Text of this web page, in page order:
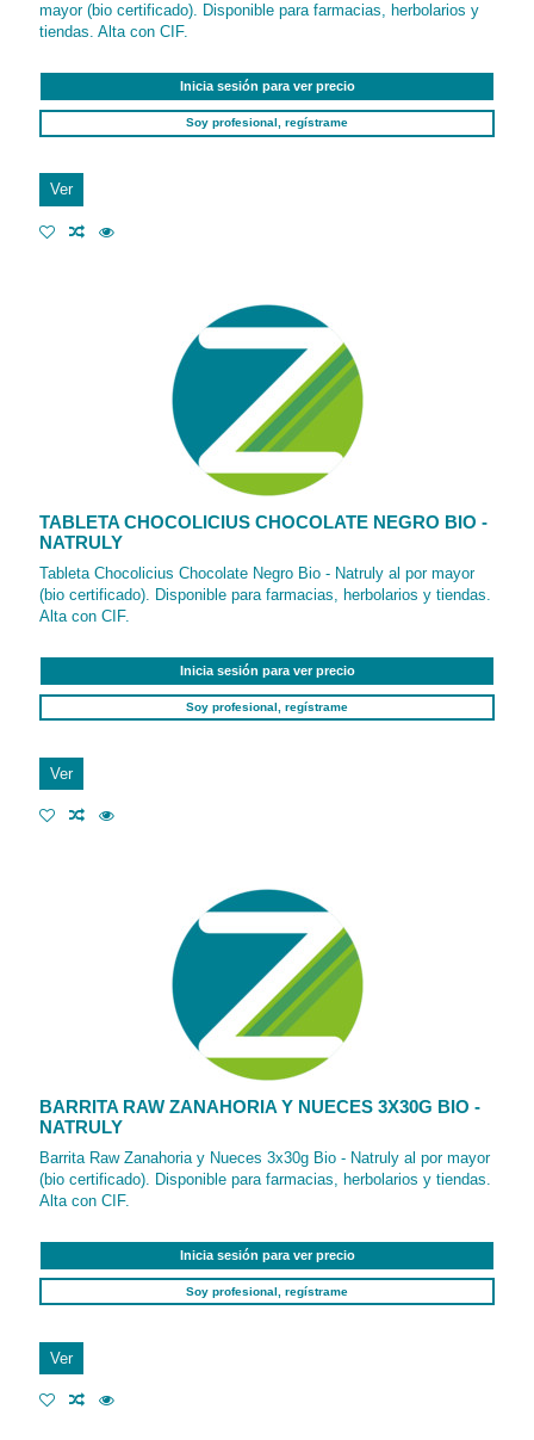
mayor (bio certificado). Disponible para farmacias, herbolarios y
tiendas. Alta con CIF.
Inicia sesión para ver precio
Soy profesional, regístrame
Ver
TABLETA CHOCOLICIUS CHOCOLATE NEGRO BIO -
NATRULY
Tableta Chocolicius Chocolate Negro Bio - Natruly al por mayor
(bio certificado). Disponible para farmacias, herbolarios y tiendas.
Alta con CIF.
Inicia sesión para ver precio
Soy profesional, regístrame
Ver
BARRITA RAW ZANAHORIA Y NUECES 3X30G BIO -
NATRULY
Barrita Raw Zanahoria y Nueces 3x30g Bio - Natruly al por mayor
(bio certificado). Disponible para farmacias, herbolarios y tiendas.
Alta con CIF.
Inicia sesión para ver precio
Soy profesional, regístrame
Ver